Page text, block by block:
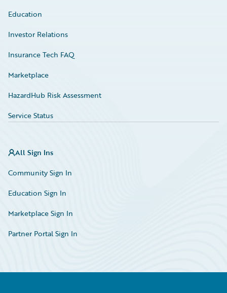
Education
Investor Relations
Insurance Tech FAQ
Marketplace
HazardHub Risk Assessment
Service Status
All Sign Ins
Community Sign In
Education Sign In
Marketplace Sign In
Partner Portal Sign In